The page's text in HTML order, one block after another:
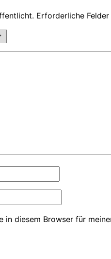
Erforderliche
in diesem Browser für